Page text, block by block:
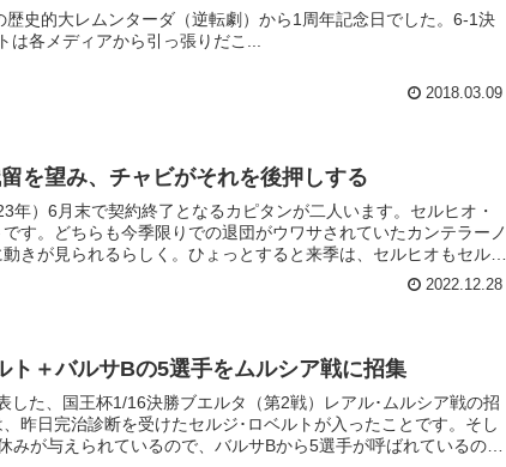
史的大レムンターダ（逆転劇）から1周年記念日でした。6-1決
は各メディアから引っ張りだこ...
2018.03.09
を望み、チャビがそれを後押しする
年）6月末で契約終了となるカピタンが二人います。セルヒオ・
す。どちらも今季限りでの退団がウワサされていたカンテラーノ
きが見られるらしく。ひょっとすると来季は、セルヒオもセルジ
2022.12.28
ト＋バルサBの5選手をムルシア戦に招集
した、国王杯1/16決勝ブエルタ（第2戦）レアル･ムルシア戦の招
昨日完治診断を受けたセルジ･ロベルトが入ったことです。そし
みが与えられているので、バルサBから5選手が呼ばれているのも